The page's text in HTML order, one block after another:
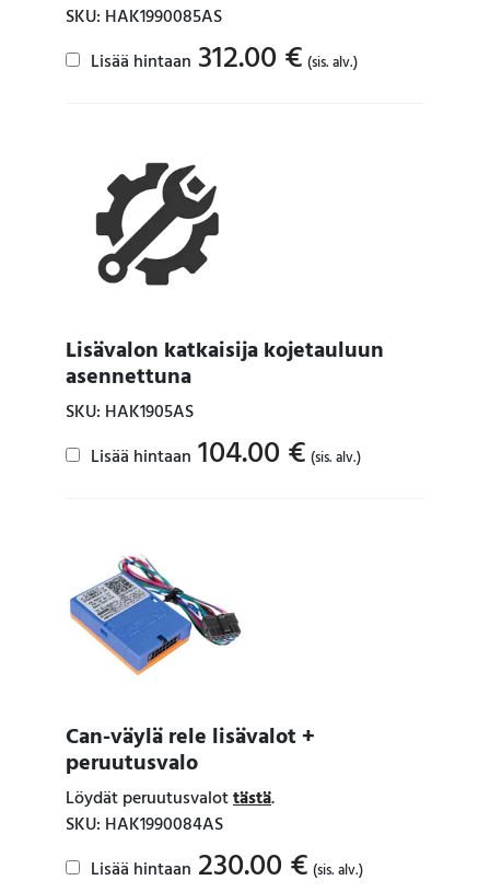
SKU: HAK1990085AS
Lisää hintaan 312.00 € (sis. alv.)
Lisävalon katkaisija kojetauluun
asennettuna
SKU: HAK1905AS
Lisää hintaan 104.00 € (sis. alv.)
Can-väylä rele lisävalot +
peruutusvalo
Löydät peruutusvalottästä.
SKU: HAK1990084AS
Lisää hintaan 230.00 € (sis. alv.)